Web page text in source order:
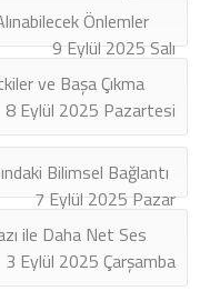
Önlemler
9 Eylül 2025 Salı
ve Başa Çıkma
8 Eylül 2025 Pazartesi
Bilimsel Bağlantı
7 Eylül 2025 Pazar
ile Daha Net Ses
3 Eylül 2025 Çarşamba